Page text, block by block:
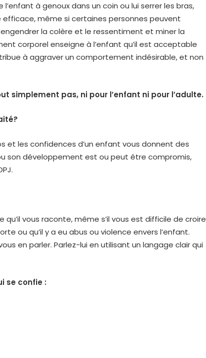
à genoux dans un coin ou lui serrer les bras,
même si certaines personnes peuvent
la colère et le ressentiment et miner la
corporel enseigne à l’enfant qu’il est acceptable
à aggraver un comportement indésirable, et non
simplement pas, ni pour l’enfant ni pour l’adulte.
et les confidences d’un enfant vous donnent des
son développement est ou peut être compromis,
vous raconte, même s’il vous est difficile de croire
ou qu’il y a eu abus ou violence envers l’enfant.
en parler. Parlez-lui en utilisant un langage clair qui
se confie :